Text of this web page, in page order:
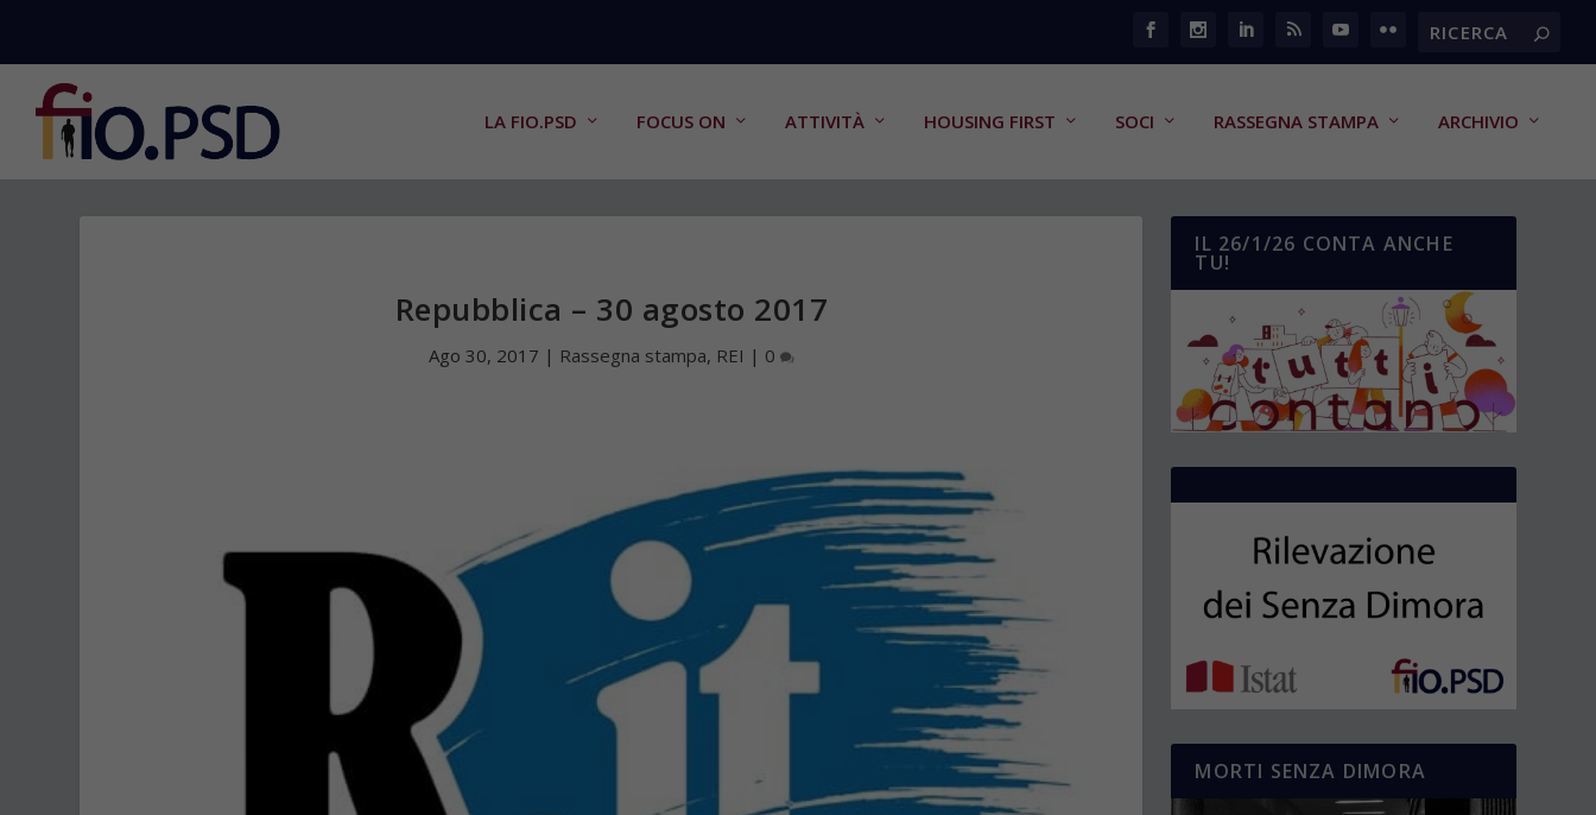
LA FIO.PSD FOCUS ON ATTIVITÀ HOUSING FIRST SOCI RASSEGNA STAMPA ARCHIVIO
Repubblica – 30 agosto 2017
Ago 30, 2017 | Rassegna stampa, REI | 0
IL 26/1/26 CONTA ANCHE
TU!
MORTI SENZA DIMORA